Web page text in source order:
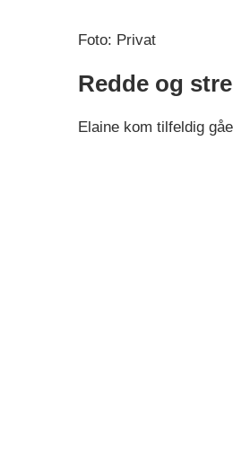
Foto: Privat
Redde og
Elaine kom tilfeldig